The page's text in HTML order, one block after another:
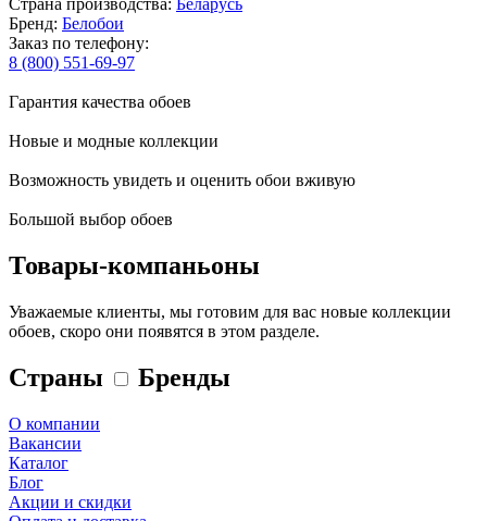
Страна производства: Беларусь
Бренд: Белобои
Заказ по телефону:
8 (800) 551-69-97
Гарантия качества обоев
Новые и модные коллекции
Возможность увидеть и оценить обои вживую
Большой выбор обоев
Товары-компаньоны
Уважаемые клиенты, мы готовим для вас новые коллекции
обоев, скоро они появятся в этом разделе.
Страны Бренды
О компании
Вакансии
Каталог
Блог
Акции и скидки